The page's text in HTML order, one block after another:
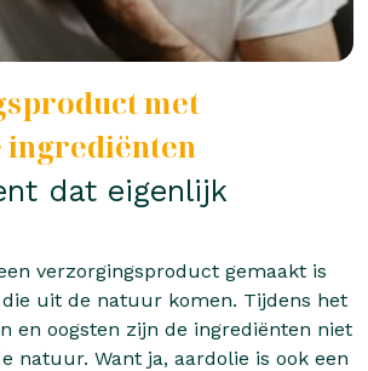
met
dat eigenlijk
verzorgingsproduct gemaakt is
uit de natuur komen. Tijdens het
en oogsten zijn de ingrediënten niet
natuur. Want ja, aardolie is ook een